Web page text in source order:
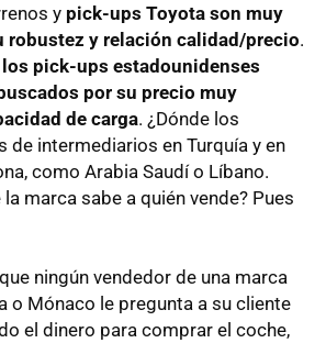
y pick-ups Toyota son muy
robustez y relación calidad/precio.
los pick-ups estadounidenses
por su precio muy
de carga. ¿Dónde los
de intermediarios en Turquía y en
como Arabia Saudí o Líbano.
marca sabe a quién vende? Pues
ningún vendedor de una marca
o Mónaco le pregunta a su cliente
el dinero para comprar el coche,